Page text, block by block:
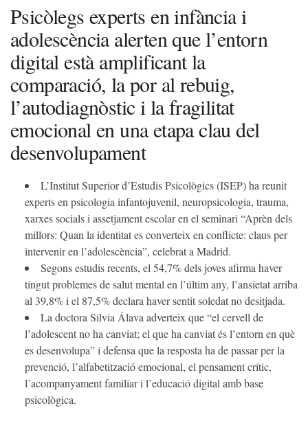
Psicòlegs experts en infància i
adolescència alerten que l’entorn
digital està amplificant la
comparació, la por al rebuig,
l’autodiagnòstic i la fragilitat
emocional en una etapa clau del
desenvolupament
L’Institut Superior d’Estudis Psicològics (ISEP) ha reunit
experts en psicologia infantojuvenil, neuropsicologia, trauma,
xarxes socials i assetjament escolar en el seminari “Aprèn dels
millors: Quan la identitat es converteix en conflicte: claus per
intervenir en l’adolescència”, celebrat a Madrid.
Segons estudis recents, el 54,7% dels joves afirma haver
tingut problemes de salut mental en l’últim any, l’ansietat arriba
al 39,8% i el 87,5% declara haver sentit soledat no desitjada.
La doctora Silvia Álava adverteix que “el cervell de
l’adolescent no ha canviat; el que ha canviat és l’entorn en què
es desenvolupa” i defensa que la resposta ha de passar per la
prevenció, l’alfabetització emocional, el pensament crític,
l’acompanyament familiar i l’educació digital amb base
psicològica.